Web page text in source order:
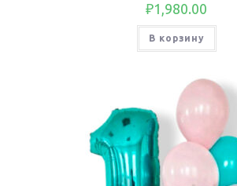
₽1,980.00
В корзину